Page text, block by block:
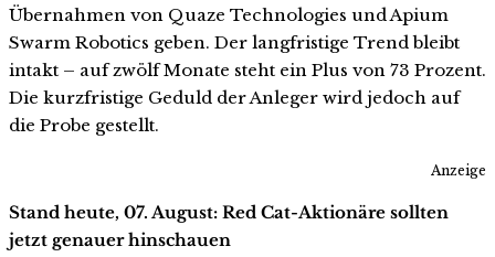
Übernahmen von Quaze Technologies und Apium
Swarm Robotics geben. Der langfristige Trend bleibt
intakt – auf zwölf Monate steht ein Plus von 73 Prozent.
Die kurzfristige Geduld der Anleger wird jedoch auf
die Probe gestellt.
Anzeige
Stand heute, 07. August: Red Cat-Aktionäre sollten
jetzt genauer hinschauen